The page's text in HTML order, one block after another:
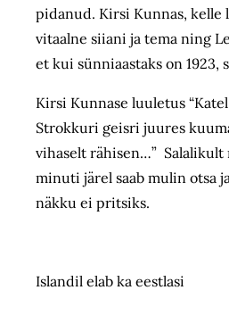
pidanud. Kirsi Kunnas, kelle
vitaalne siiani ja tema ning
et kui sünniaastaks on 1923,
Kirsi Kunnase luuletus
Strokkuri geisri juures
vihaselt rähisen…” Salalikult
minuti järel saab mulin otsa
näkku ei pritsiks.
Islandil elab ka eestlasi